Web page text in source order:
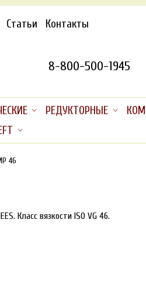
Статьи Контакты
8-800-500-1945
РЕДУКТОРНЫЕ
46
Класс вязкости ISO VG 46.